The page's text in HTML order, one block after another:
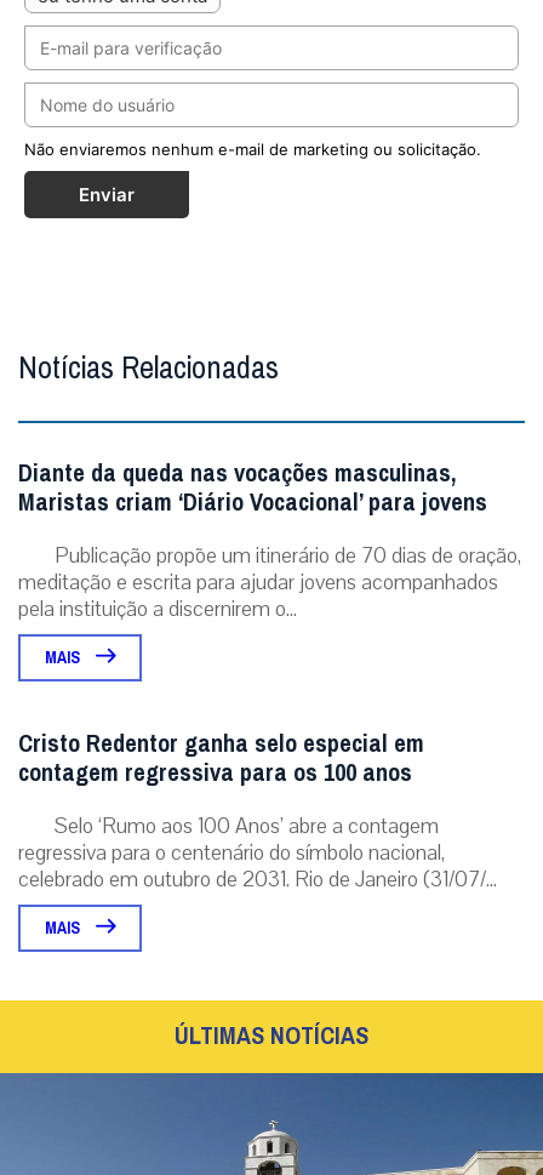
eu tenho uma conta
Não enviaremos nenhum e-mail de marketing ou solicitação.
Diante da queda nas vocações masculinas,
Maristas criam ‘Diário Vocacional’ para jovens
Publicação propõe um itinerário de 70 dias de oração,
meditação e escrita para ajudar jovens acompanhados
pela instituição a discernirem o...
MAIS
Cristo Redentor ganha selo especial em
contagem regressiva para os 100 anos
Selo ‘Rumo aos 100 Anos’ abre a contagem
regressiva para o centenário do símbolo nacional,
celebrado em outubro de 2031. Rio de Janeiro (31/07/...
MAIS
ÚLTIMAS NOTÍCIAS